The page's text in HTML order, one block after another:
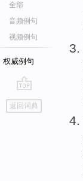
全部
音频例句
视频例句
权威例句
go
top
返回词典